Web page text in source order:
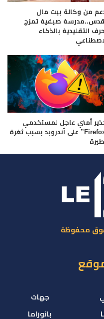
من وكالة بيت مال
صيفية تمزج
التقليدية بالذكاء
أمني عاجل لمستخدمي
“Firefox” على أندرويد بسبب ثغرة
جهات
بانوراما